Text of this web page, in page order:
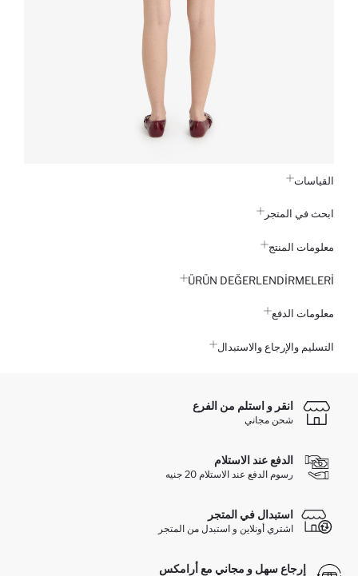
القياسات
ابحث في المتجر
معلومات المنتج
ÜRÜN DEĞERLENDİRMELERİ
معلومات الدفع
التسليم والإرجاع والاستبدال
انقر و استلم من الفرع
شحن مجاني
الدفع عند الاستلام
رسوم الدفع عند الاستلام 20 جنيه
استبدال في المتجر
اشتري أونلاين و استبدل من المتجر
إرجاع سهل و مجاني مع أرامكس